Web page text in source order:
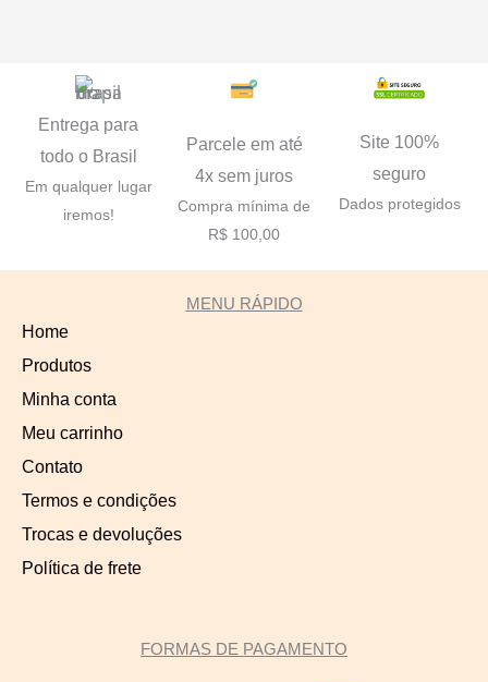
Entrega para
todo o Brasil
Em qualquer lugar
iremos!
Parcele em até
4x sem juros
Compra mínima de
R$ 100,00
Site 100%
seguro
Dados protegidos
MENU RÁPIDO
Home
Produtos
Minha conta
Meu carrinho
Contato
Termos e condições
Trocas e devoluções
Política de frete
FORMAS DE PAGAMENTO